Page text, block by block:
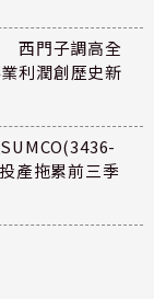
西門子調高全
利潤創歷史新
產拖累前三季